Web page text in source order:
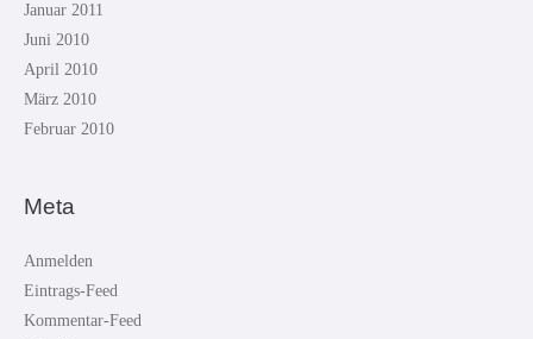
Januar 2011
Juni 2010
April 2010
März 2010
Februar 2010
Meta
Anmelden
Eintrags-Feed
Kommentar-Feed